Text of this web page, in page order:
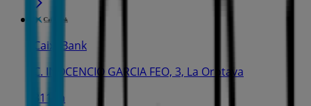
CaixaBank
C. INOCENCIO GARCIA FEO, 3, La Orotava
311 m